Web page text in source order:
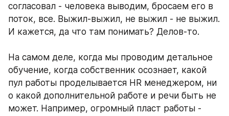
согласовал - человека выводим, бросаем его в
поток, все. Выжил-выжил, не выжил - не выжил.
И кажется, да что там понимать? Делов-то.
На самом деле, когда мы проводим детальное
обучение, когда собственник осознает, какой
пул работы проделывается HR менеджером, ни
о какой дополнительной работе и речи быть не
может. Например, огромный пласт работы -